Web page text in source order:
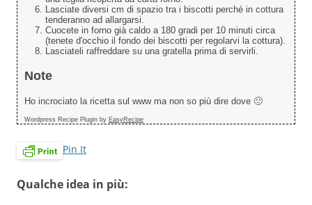
Lasciate diversi cm di spazio tra i biscotti perché in cottura
tenderanno ad allargarsi.
Cuocete in forno già caldo a 180 gradi per 10 minuti circa
(tenete d'occhio il fondo dei biscotti per regolarvi la cottura).
Lasciateli raffreddare su una gratella prima di servirli.
Note
Ho incrociato la ricetta sul www ma non so più dire dove 🙁
Wordpress Recipe Plugin by EasyRecipe
Pin It
Qualche idea in più: